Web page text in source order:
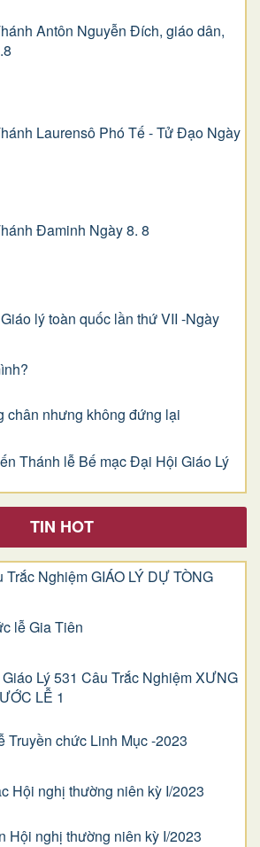
Antôn Nguyễn Ðích, giáo dân,
Laurensô Phó Tế - Tử Đạo Ngày
Đaminh Ngày 8. 8
lý toàn quốc lần thứ VII -Ngày
chân nhưng không đứng lại
Thánh lễ Bế mạc Đại Hội Giáo Lý
TIN HOT
Trắc Nghiệm GIÁO LÝ DỰ TÒNG
lễ Gia Tiên
Lý 531 Câu Trắc Nghiệm XƯNG
LỄ 1
Truyền chức Linh Mục -2023
Hội nghị thường niên kỳ I/2023
Hội nghị thường niên kỳ I/2023